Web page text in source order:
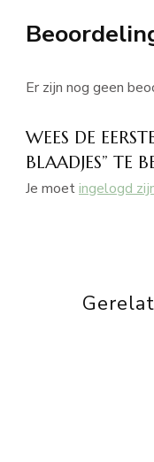
Er zijn nog geen
WEES DE
BLAADJES” TE
Je moetingelogd